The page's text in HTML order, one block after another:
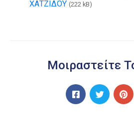
ΧΑΤΖΙΔΟΥ (222 kB)
Μοιραστείτε